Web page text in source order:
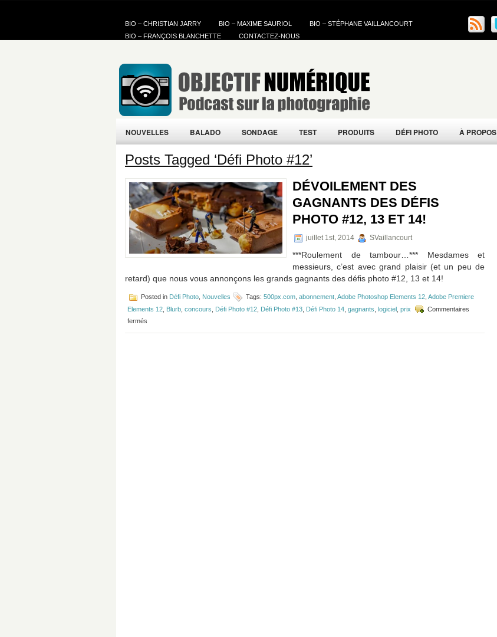
BIO – CHRISTIAN JARRY BIO – MAXIME SAURIOL
BIO – STÉPHANE VAILLANCOURT
BIO – FRANÇOIS BLANCHETTE
CONTACTEZ-NOUS
NOUVELLES BALADO SONDAGE TEST PRODUITS DÉFI PHOTO À PROPOS
Posts Tagged ‘Défi Photo #12’
DÉVOILEMENT DES
GAGNANTS DES DÉFIS
PHOTO #12, 13 ET 14!
juillet 1st, 2014 SVaillancourt
***Roulement de tambour…*** Mesdames et
messieurs, c’est avec grand plaisir (et un peu de
retard) que nous vous annonçons les grands gagnants des défis photo #12, 13 et 14!
Posted in Défi Photo Nouvelles Tags: 500px.com abonnement Adobe Photoshop Elements 12 Adobe Premiere
Elements 12 Blurb concours Défi Photo #12 Défi Photo #13 Défi Photo 14 gagnants logiciel prix
Commentaires
fermés